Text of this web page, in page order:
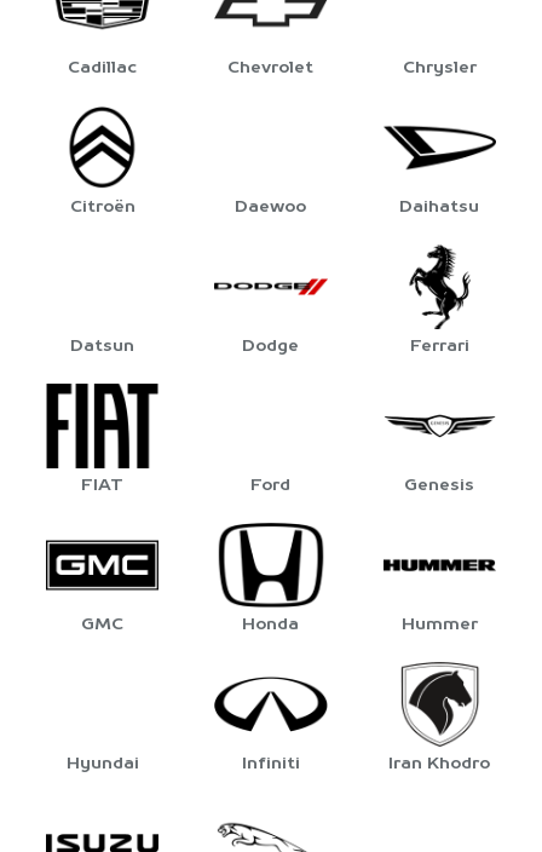
Cadillac Chevrolet Chrysler
Citroën Daewoo Daihatsu
Datsun Dodge Ferrari
FIAT Ford Genesis
GMC Honda Hummer
Hyundai Infiniti Iran Khodro